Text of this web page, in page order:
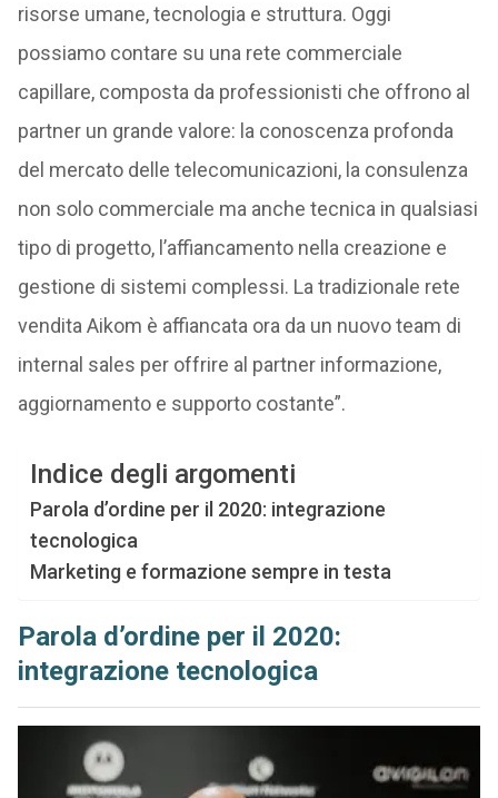
risorse umane, tecnologia e struttura. Oggi
possiamo contare su una rete commerciale
capillare, composta da professionisti che offrono al
partner un grande valore: la conoscenza profonda
del mercato delle telecomunicazioni, la consulenza
non solo commerciale ma anche tecnica in qualsiasi
tipo di progetto, l’affiancamento nella creazione e
gestione di sistemi complessi. La tradizionale rete
vendita Aikom è affiancata ora da un nuovo team di
internal sales per offrire al partner informazione,
aggiornamento e supporto costante”.
Indice degli argomenti
Parola d’ordine per il 2020: integrazione
tecnologica
Marketing e formazione sempre in testa
Parola d’ordine per il 2020:
integrazione tecnologica